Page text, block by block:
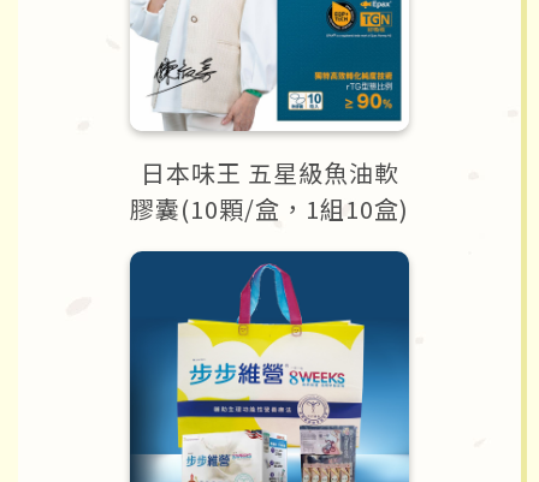
日本味王 五星級魚油軟
膠囊(10顆/盒，1組10盒)